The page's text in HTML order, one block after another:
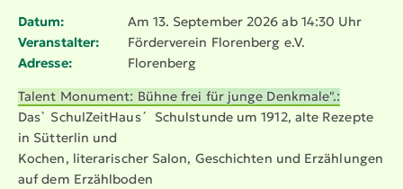
Datum:
Am 13. September 2026 ab 14:30 Uhr
Veranstalter:
Förder­verein Florenberg e.V.
Adresse:
Florenberg
Talent Monument: Bühne frei für junge Denkmale".:
Das` Schul­ZeitHaus´ Schulstunde um 1912, alte Rezepte
in Sütterlin und
Kochen, litera­ri­scher Salon, Geschichten und Erzählungen
auf dem Erzählboden